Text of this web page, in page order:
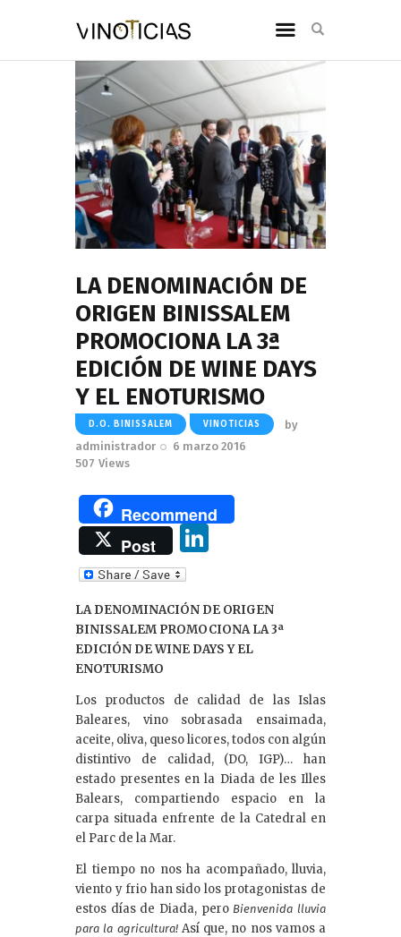
LA DENOMINACIÓN DE
ORIGEN BINISSALEM
PROMOCIONA LA 3ª
EDICIÓN DE WINE DAYS
Y EL ENOTURISMO
D.O. BINISSALEM VINOTICIAS
by
administrador
6 marzo 2016
507 Views
Recommend
Post
k
e
dI
LA DENOMINACIÓN DE ORIGEN
BINISSALEM PROMOCIONA LA 3ª
EDICIÓN DE WINE DAYS Y EL
ENOTURISMO
Los productos de calidad de las Islas
Baleares, vino sobrasada ensaimada,
aceite, oliva, queso licores, todos con algún
distintivo de calidad, (DO, IGP)… han
estado presentes en la Diada de les Illes
Balears, compartiendo espacio en la
carpa situada enfrente de la Catedral en
el Parc de la Mar.
El tiempo no nos ha acompañado, lluvia,
viento y frio han sido los protagonistas de
estos días de Diada, pero Bienvenida lluvia
para la agricultura!Así que, no nos vamos a